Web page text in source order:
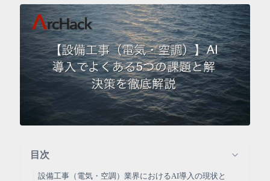
目次
設備工事（電気・空調）業界におけるAI導入の現状と